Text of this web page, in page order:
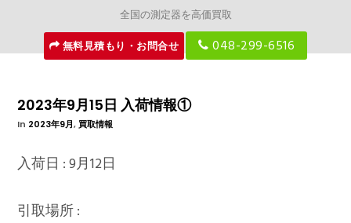
全国の測定器を高価買取
無料見積もり・お問合せ
048-299-6516
2023年9月15日 入荷情報①
In 2023年9月,買取情報
入荷日 : 9月12日
引取場所 :